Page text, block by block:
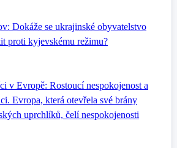
Dokáže se ukrajinské obyvatelstvo
proti kyjevskému režimu?
v Evropě: Rostoucí nespokojenost a
Evropa, která otevřela své brány
uprchlíků, čelí nespokojenosti